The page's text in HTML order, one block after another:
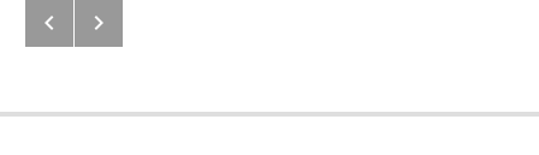
Post navigation
Next: A Comer Chicharrón
Previous: Car Jackea E’to (Bite